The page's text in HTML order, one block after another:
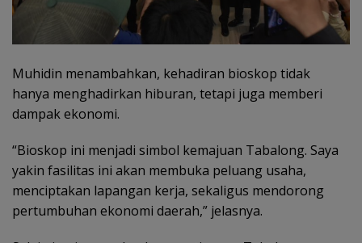
Muhidin menambahkan, kehadiran bioskop tidak
hanya menghadirkan hiburan, tetapi juga memberi
dampak ekonomi.
“Bioskop ini menjadi simbol kemajuan Tabalong. Saya
yakin fasilitas ini akan membuka peluang usaha,
menciptakan lapangan kerja, sekaligus mendorong
pertumbuhan ekonomi daerah,” jelasnya.